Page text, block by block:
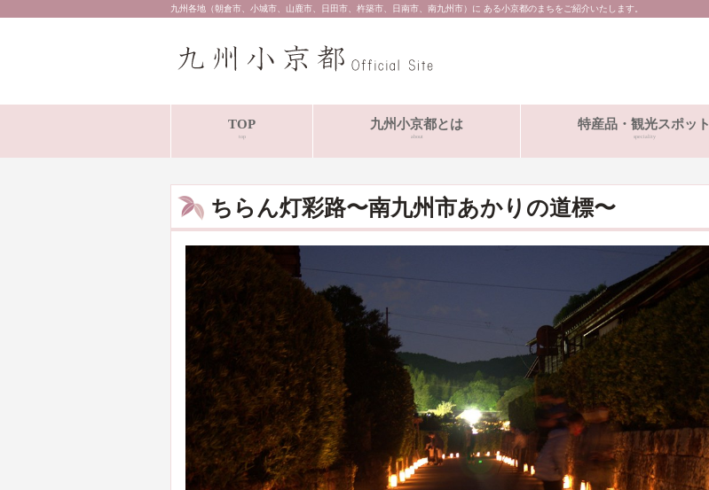
九州各地（朝倉市、小城市、山鹿市、日田市、杵築市、日南市、南九州市）に ある小京都のまちをご紹介いたします。
TOP
top
九州小京都とは
about
特産品・観光スポット
speciality
ちらん灯彩路〜南九州市あかりの道標〜